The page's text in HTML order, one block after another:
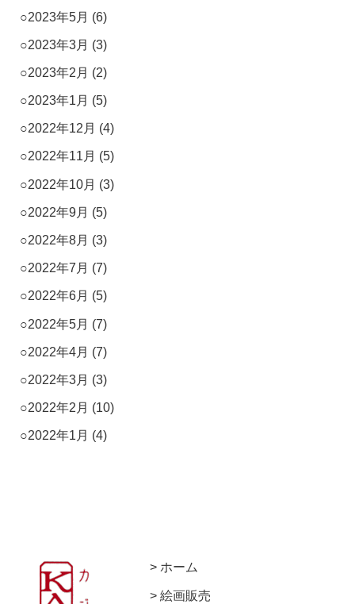
2023年5月 (6)
2023年3月 (3)
2023年2月 (2)
2023年1月 (5)
2022年12月 (4)
2022年11月 (5)
2022年10月 (3)
2022年9月 (5)
2022年8月 (3)
2022年7月 (7)
2022年6月 (5)
2022年5月 (7)
2022年4月 (7)
2022年3月 (3)
2022年2月 (10)
2022年1月 (4)
ホーム
絵画販売